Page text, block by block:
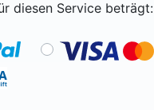
diesen Service beträgt: